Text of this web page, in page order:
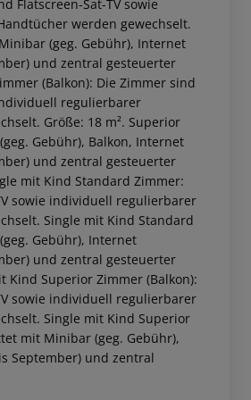
Flatscreen-Sat-TV sowie
werden gewechselt.
(geg. Gebühr), Internet
und zentral gesteuerter
(Balkon): Die Zimmer sind
regulierbarer
Größe: 18 m². Superior
Gebühr), Balkon, Internet
und zentral gesteuerter
mit Kind Standard Zimmer:
sowie individuell regulierbarer
Single mit Kind Standard
Gebühr), Internet
und zentral gesteuerter
Kind Superior Zimmer (Balkon):
sowie individuell regulierbarer
Single mit Kind Superior
mit Minibar (geg. Gebühr),
September) und zentral